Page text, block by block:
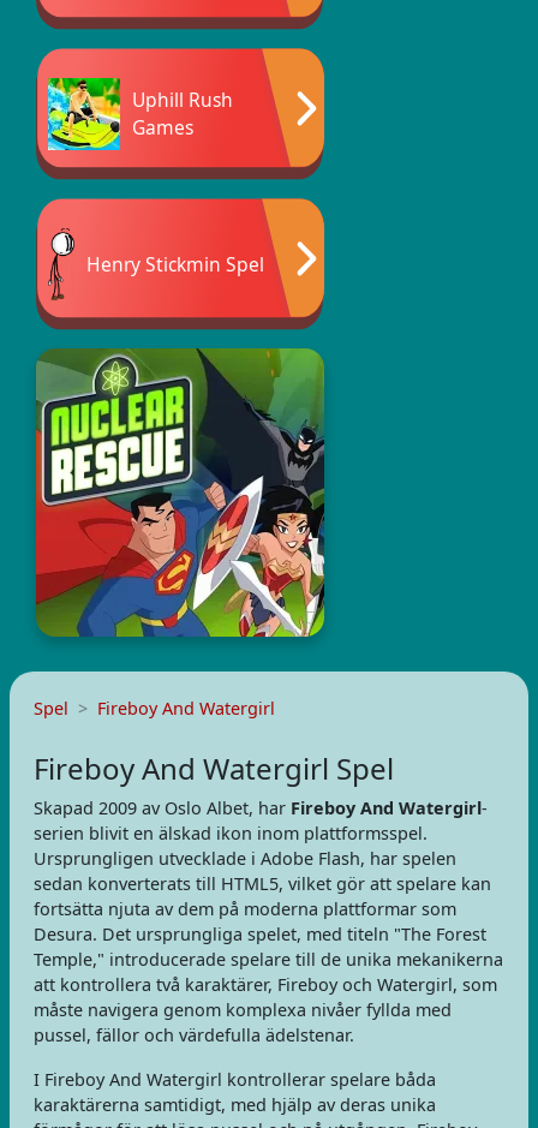
Uphill Rush
Games
Henry Stickmin Spel
Spel Fireboy And Watergirl
Fireboy And Watergirl Spel
Skapad 2009 av Oslo Albet, har Fireboy And Watergirl-
serien blivit en älskad ikon inom plattformsspel.
Ursprungligen utvecklade i Adobe Flash, har spelen
sedan konverterats till HTML5, vilket gör att spelare kan
fortsätta njuta av dem på moderna plattformar som
Desura. Det ursprungliga spelet, med titeln "The Forest
Temple," introducerade spelare till de unika mekanikerna
att kontrollera två karaktärer, Fireboy och Watergirl, som
måste navigera genom komplexa nivåer fyllda med
pussel, fällor och värdefulla ädelstenar.
I Fireboy And Watergirl kontrollerar spelare båda
karaktärerna samtidigt, med hjälp av deras unika